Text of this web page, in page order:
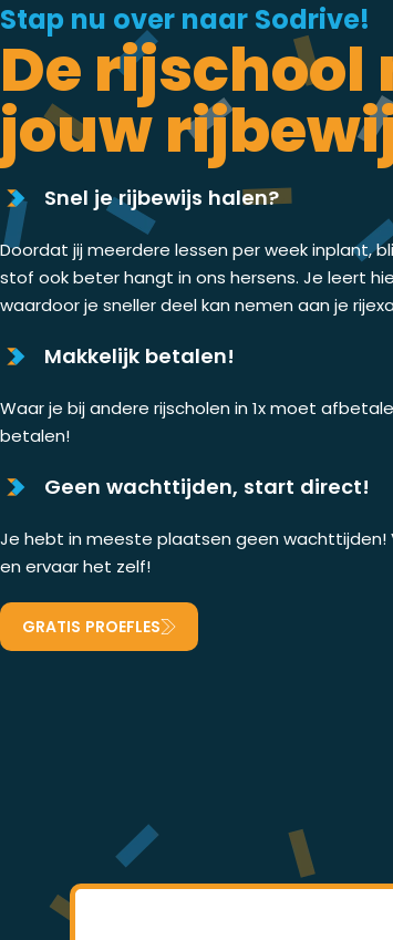
Stap nu over naar Sodrive!
De rijschool
jouw
Snel je rijbewijs halen?
Doordat jij meerdere lessen per week inplant,
stof ook beter hangt in ons hersens. Je leert
waardoor je sneller deel kan nemen aan je
Makkelijk betalen!
Waar je bij andere rijscholen in 1x moet
betalen!
Geen wachttijden, start direct!
Je hebt in meeste plaatsen geen wachttijden!
en ervaar het zelf!
GRATIS PROEFLES